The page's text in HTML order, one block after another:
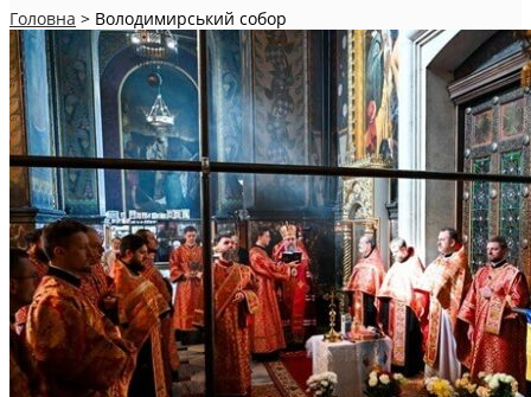
Головна > Володимирський собор